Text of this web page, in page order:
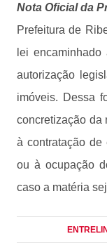
Nota Oficial da
Prefeitura de
lei
autorização
imóveis. Dessa
concretização da
à contratação de
ou à ocupação
caso a matéria